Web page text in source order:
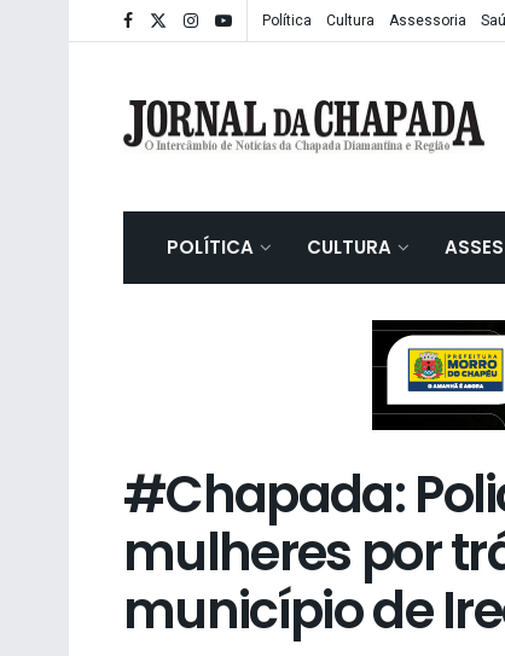
Política Cultura Assessoria
POLÍTICA CULTURA
#Chapada:
mulheres por
município de